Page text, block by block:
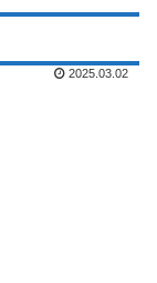
2025.03.02